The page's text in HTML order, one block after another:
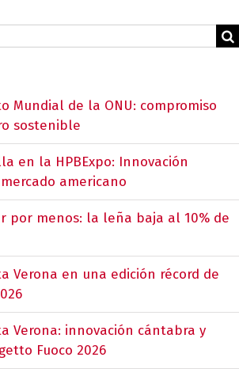
Mundial de la ONU: compromiso
sostenible
en la HPBExpo: Innovación
americano
por menos: la leña baja al 10% de
Verona en una edición récord de
Verona: innovación cántabra y
Fuoco 2026